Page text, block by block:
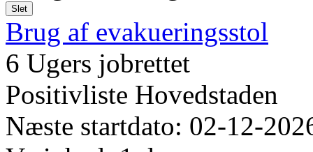
Slet
Brug af evakueringsstol
6 Ugers jobrettet
Positivliste Hovedstaden
Næste startdato: 02-12-